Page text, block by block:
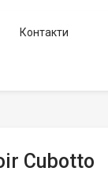
Контакти
Cubotto